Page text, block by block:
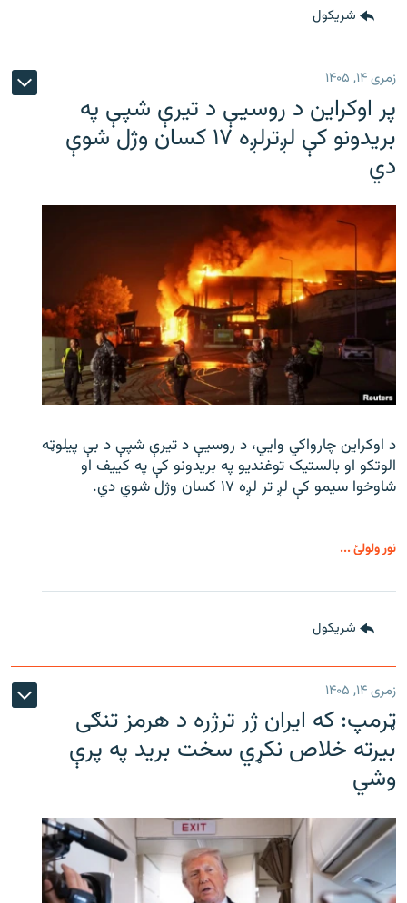
شريکول
زمری ۱۴, ۱۴۰۵
پر اوکراین د روسیې د تیرې شپې په
بریدونو کې لږترلږه ۱۷ کسان وژل شوې
دي
د اوکراین چارواکي وایي، د روسیې د تیرې شپې د بې‌ پیلوټه
الوتکو او بالستیک توغندیو په بریدونو کې په کییف او
شاوخوا سیمو کې لږ تر لږه ۱۷ کسان وژل شوي دي.
نور ولولئ ...
شريکول
زمری ۱۴, ۱۴۰۵
ټرمپ: که ایران ژر ترژره د هرمز تنګی
بیرته خلاص نکړي سخت برید په پرې
وشي